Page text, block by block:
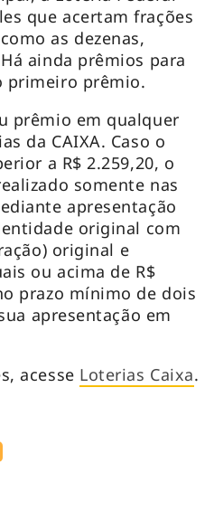
que acertam frações
as dezenas,
ainda prêmios para
primeiro prêmio.
prêmio em qualquer
da CAIXA. Caso o
a ​R$ 2.259,20, o
somente nas
apresentação
original com
original e
ou acima de R$
prazo mínimo de dois
apresentação em
acesse Loterias Caixa.